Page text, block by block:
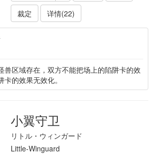
裁定
详情(22)
区域存在，双方不能把场上的陷阱卡的效
的效果无效化。
小翼守卫
リトル・ウィンガード
Little-Winguard